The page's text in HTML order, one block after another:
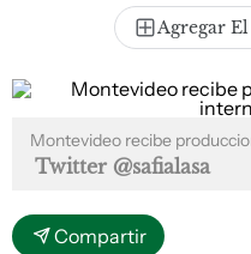
Agregar
Montevideo recibe
Twitter @safialasa
Compartir